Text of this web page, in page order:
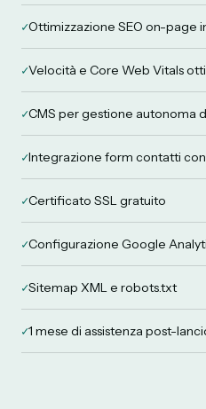
✓Ottimizzazione SEO on-page
✓Velocità e Core Web Vitals
✓CMS per gestione autonoma
✓Integrazione form contatti
✓Certificato SSL gratuito
✓Configurazione Google
✓Sitemap XML e robots.txt
✓1 mese di assistenza post-